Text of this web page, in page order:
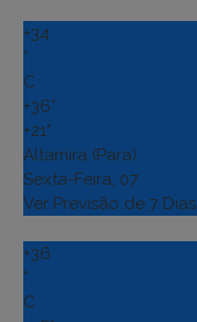
+34
°
C
+36°
+21°
Altamira (Para)
Sexta-Feira, 07
Ver Previsão de 7 Dias
+36
°
C